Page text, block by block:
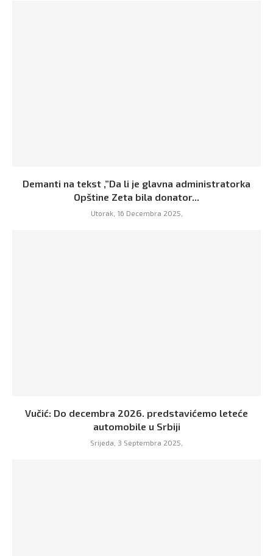
Demanti na tekst ,”Da li je glavna administratorka
Opštine Zeta bila donator...
Utorak, 16 Decembra 2025,
Vučić: Do decembra 2026. predstavićemo leteće
automobile u Srbiji
Srijeda, 3 Septembra 2025,